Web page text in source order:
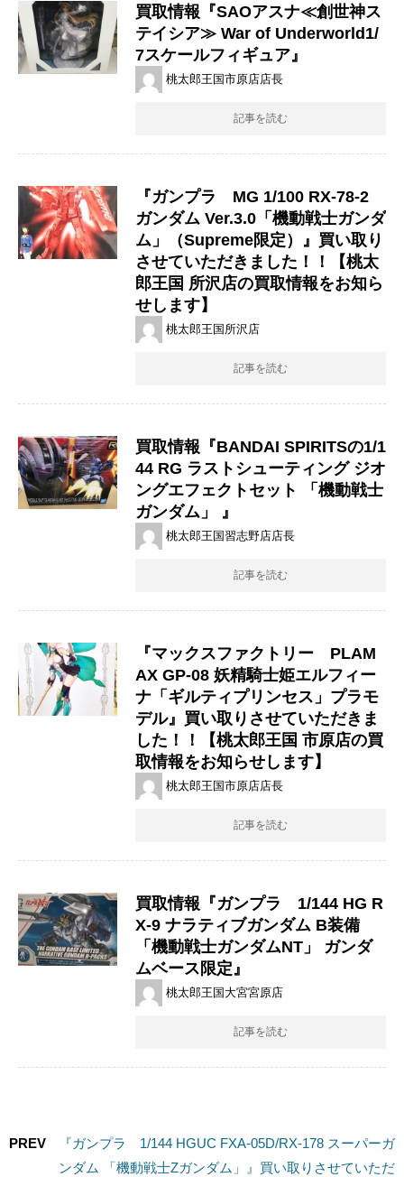
買取情報『SAOアスナ≪創世神ス
テイシア≫ War ​of ​Underworld​1/
7スケールフィギュア』
桃太郎王国市原店店長
記事を読む
『ガンプラ MG 1/100 RX-78-2
ガンダム Ver.3.0「機動戦士ガンダ
ム」（Supreme限定）』買い取り
させていただきました！！【桃太
郎王国 所沢店の買取情報をお知ら
せします】
桃太郎王国所沢店
記事を読む
買取情報『BANDAI ​SPIRITSの1/1
44 ​RG ​ラストシューティング ​ジオ
ングエフェクトセット ​「機動戦士
ガンダム」 』
桃太郎王国習志野店店長
記事を読む
『マックスファクトリー PLAM
AX GP-08 妖精騎士姫エルフィー
ナ「ギルティプリンセス」プラモ
デル』買い取りさせていただきま
した！！【桃太郎王国 市原店の買
取情報をお知らせします】
桃太郎王国市原店店長
記事を読む
買取情報『ガンプラ 1/144 ​HG ​R
X-9 ​ナラティブガンダム ​B装備 ​
「機動戦士ガンダムNT」 ​ガンダ
ムベース限定』
桃太郎王国大宮宮原店
記事を読む
PREV
『ガンプラ 1/144 ​HGUC ​FXA-05D/RX-178 ​スーパーガ
ンダム ​「機動戦士Zガンダム」』買い取りさせていただ